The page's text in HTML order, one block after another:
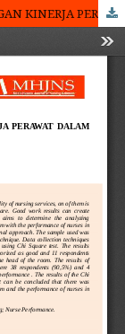
HUBUNGAN FUNGSI KEPALA RUANG DENGAN KINERJA PERAWAT DALAM MEMBERIKAN ASUHAN KEPERAWATAN